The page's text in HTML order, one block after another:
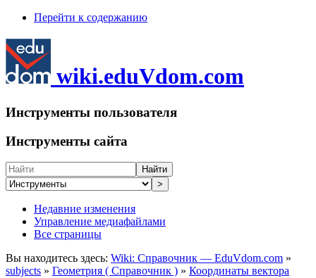
Перейти к содержанию
wiki.eduVdom.com
Инструменты пользователя
Инструменты сайта
Найти
>
Недавние изменения
Управление медиафайлами
Все страницы
Вы находитесь здесь: Wiki: Справочник — EduVdom.com »
subjects » Геометрия ( Справочник ) » Координаты вектора